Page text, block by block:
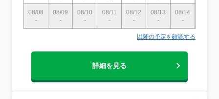
08/08
-
08/09
-
08/10
-
08/11
-
08/12
-
08/13
-
08/14
-
以降の予定を確認する
詳細を見る